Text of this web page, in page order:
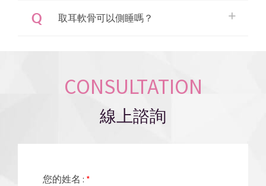
取耳軟骨可以側睡嗎？
CONSULTATION
線上諮詢
您的姓名 : *